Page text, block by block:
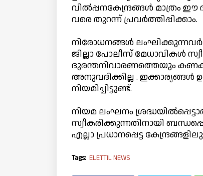
വില്‍പ്പനകേന്ദ്രങ്ങള്‍ മാത്രം
വരെ തുറന്ന് പ്രവര്‍ത്തിപ്പിക്കാം.
നിരോധനങ്ങള്‍
ജില്ലാ പോലീസ് മേധാവികള്‍
ദുരന്തനിവാരണത്തെയും
അനുവദിക്കില്ല . ഇക്കാര്യങ്ങള്‍
നിയമിച്ചിട്ടുണ്ട്.
നിയമ ലംഘനം
സ്വീകരിക്കുന്നതിനായി
എല്ലാ പ്രധാനപ്പെട്ട
Tags: ELETTIL NEWS